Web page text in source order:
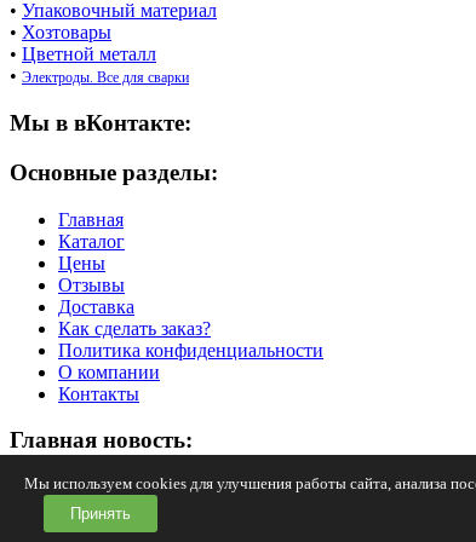
• Упаковочный материал
• Хозтовары
• Цветной металл
• Электроды. Все для сварки
Мы в вКонтакте:
Основные разделы:
Главная
Каталог
Цены
Отзывы
Доставка
Как сделать заказ?
Политика конфиденциальности
О компании
Контакты
Главная новость:
ЛЕТНИЙ
Адрес: Республика Марий Эл, г.Йошкар-Ола,
Мы используем cookies для улучшения работы сайта, анализа
Принять